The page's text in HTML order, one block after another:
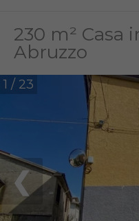
230 m² Casa
Abruzzo
1 / 23
❮